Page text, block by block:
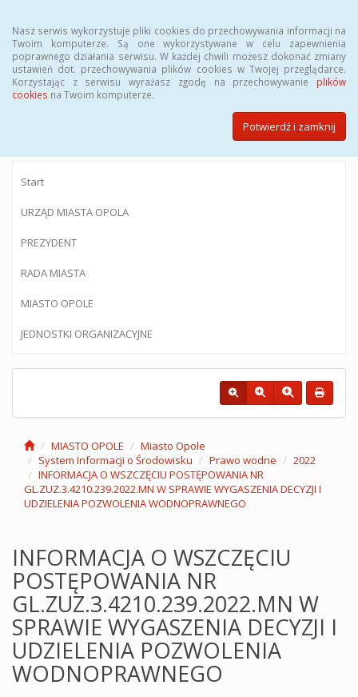
Nasz serwis wykorzystuje pliki cookies do przechowywania informacji na
Twoim komputerze. Są one wykorzystywane w celu zapewnienia
poprawnego działania serwisu. W każdej chwili możesz dokonać zmiany
ustawień dot. przechowywania plików cookies w Twojej przeglądarce.
Korzystając z serwisu wyrażasz zgodę na przechowywanie plików
cookies na Twoim komputerze.
Potwierdź i zamknij
BIULETYN INFORMACJI PUBLICZNEJ
Urzędu Miasta Opola
Start
URZĄD MIASTA OPOLA
PREZYDENT
RADA MIASTA
MIASTO OPOLE
JEDNOSTKI ORGANIZACYJNE
MIASTO OPOLE
Miasto Opole
System Informacji o Środowisku
Prawo wodne
2022
INFORMACJA O WSZCZĘCIU POSTĘPOWANIA NR
GL.ZUZ.3.4210.239.2022.MN W SPRAWIE WYGASZENIA DECYZJI I
UDZIELENIA POZWOLENIA WODNOPRAWNEGO
INFORMACJA O WSZCZĘCIU
POSTĘPOWANIA NR
GL.ZUZ.3.4210.239.2022.MN W
SPRAWIE WYGASZENIA DECYZJI I
UDZIELENIA POZWOLENIA
WODNOPRAWNEGO